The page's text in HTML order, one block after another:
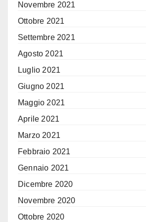
Novembre 2021
Ottobre 2021
Settembre 2021
Agosto 2021
Luglio 2021
Giugno 2021
Maggio 2021
Aprile 2021
Marzo 2021
Febbraio 2021
Gennaio 2021
Dicembre 2020
Novembre 2020
Ottobre 2020